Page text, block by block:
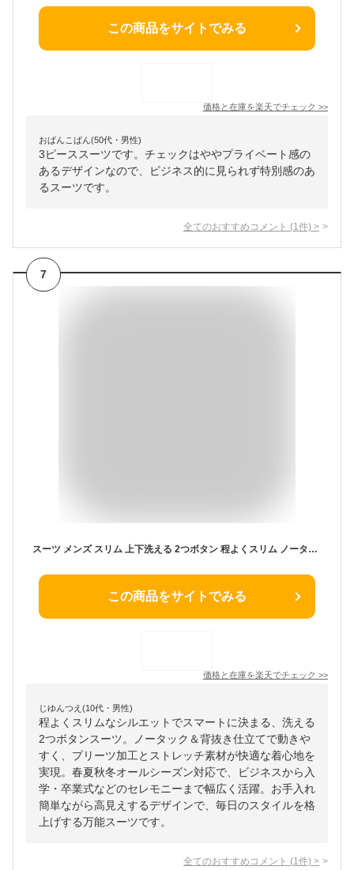
この商品をサイトでみる
価格と在庫を楽天でチェック >>
おぱんこぱん(50代・男性)
3ピーススーツです。チェックはややプライベート感の
あるデザインなので、ビジネス的に見られず特別感のあ
るスーツです。
全てのおすすめコメント (1 件) >
7
スーツ メンズ スリム 上下洗える 2つボタン 程よくスリム ノータック 背抜き仕立て プリーツ加工 ストレッチ ビジネススーツ ウォッシャブル おしゃれ 春夏秋冬 オールシーズン対応 卒業式 卒園式 パパ セレモニー 入社式
この商品をサイトでみる
価格と在庫を楽天でチェック >>
じゆんつえ(10代・男性)
程よくスリムなシルエットでスマートに決まる、洗える
2つボタンスーツ。ノータック＆背抜き仕立てで動きや
すく、プリーツ加工とストレッチ素材が快適な着心地を
実現。春夏秋冬オールシーズン対応で、ビジネスから入
学・卒業式などのセレモニーまで幅広く活躍。お手入れ
簡単ながら高見えするデザインで、毎日のスタイルを格
上げする万能スーツです。
全てのおすすめコメント (1 件) >